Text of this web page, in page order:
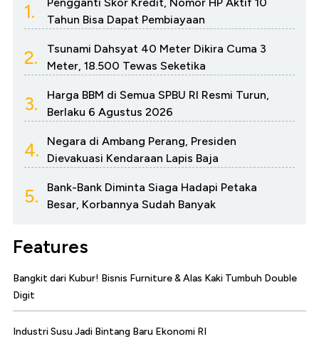
1.
Tahun Bisa Dapat Pembiayaan
2.
Tsunami Dahsyat 40 Meter Dikira Cuma 3
Meter, 18.500 Tewas Seketika
3.
Harga BBM di Semua SPBU RI Resmi Turun,
Berlaku 6 Agustus 2026
4.
Negara di Ambang Perang, Presiden
Dievakuasi Kendaraan Lapis Baja
5.
Bank-Bank Diminta Siaga Hadapi Petaka
Besar, Korbannya Sudah Banyak
Features
Bangkit dari Kubur! Bisnis Furniture & Alas Kaki Tumbuh Double
Digit
Industri Susu Jadi Bintang Baru Ekonomi RI